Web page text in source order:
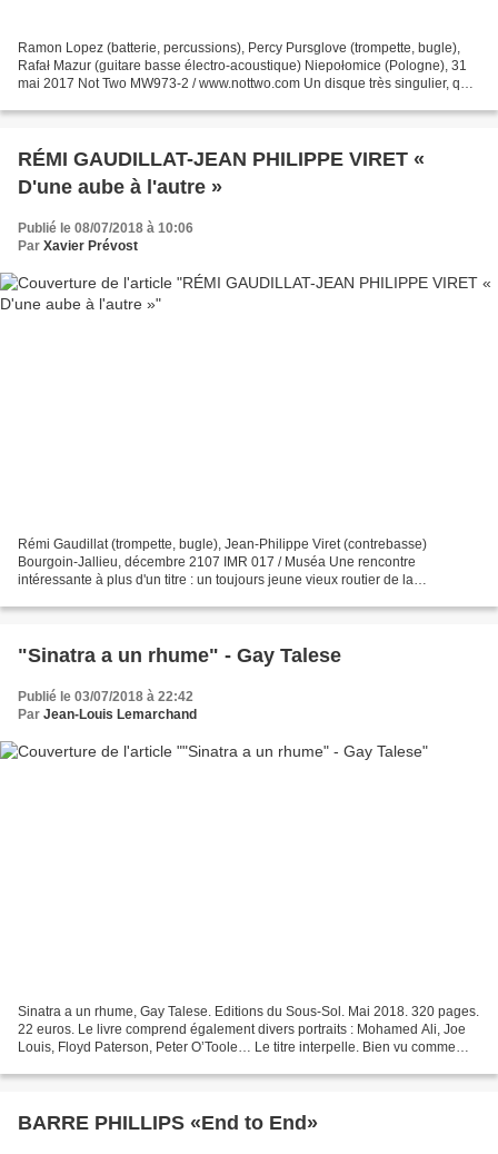
Ramon Lopez (batterie, percussions), Percy Pursglove (trompette, bugle),
Rafał Mazur (guitare basse électro-acoustique) Niepołomice (Pologne), 31
mai 2017 Not Two MW973-2 / www.nottwo.com Un disque très singulier, qui
RÉMI GAUDILLAT-JEAN PHILIPPE VIRET «
D'une aube à l'autre »
Publié le 08/07/2018 à 10:06
Par Xavier Prévost
Rémi Gaudillat (trompette, bugle), Jean-Philippe Viret (contrebasse)
Bourgoin-Jallieu, décembre 2107 IMR 017 / Muséa Une rencontre
intéressante à plus d'un titre : un toujours jeune vieux routier de la
"Sinatra a un rhume" - Gay Talese
Publié le 03/07/2018 à 22:42
Par Jean-Louis Lemarchand
Sinatra a un rhume, Gay Talese. Editions du Sous-Sol. Mai 2018. 320 pages.
22 euros. Le livre comprend également divers portraits : Mohamed Ali, Joe
Louis, Floyd Paterson, Peter O’Toole… Le titre interpelle. Bien vu comme
BARRE PHILLIPS «End to End»